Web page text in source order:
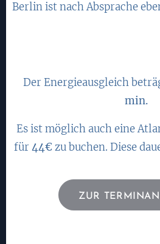
Berlin ist nach Absprache
Der Energieausgleich
min.
Es ist möglich auch eine
für 44€ zu buchen. Diese
ZUR